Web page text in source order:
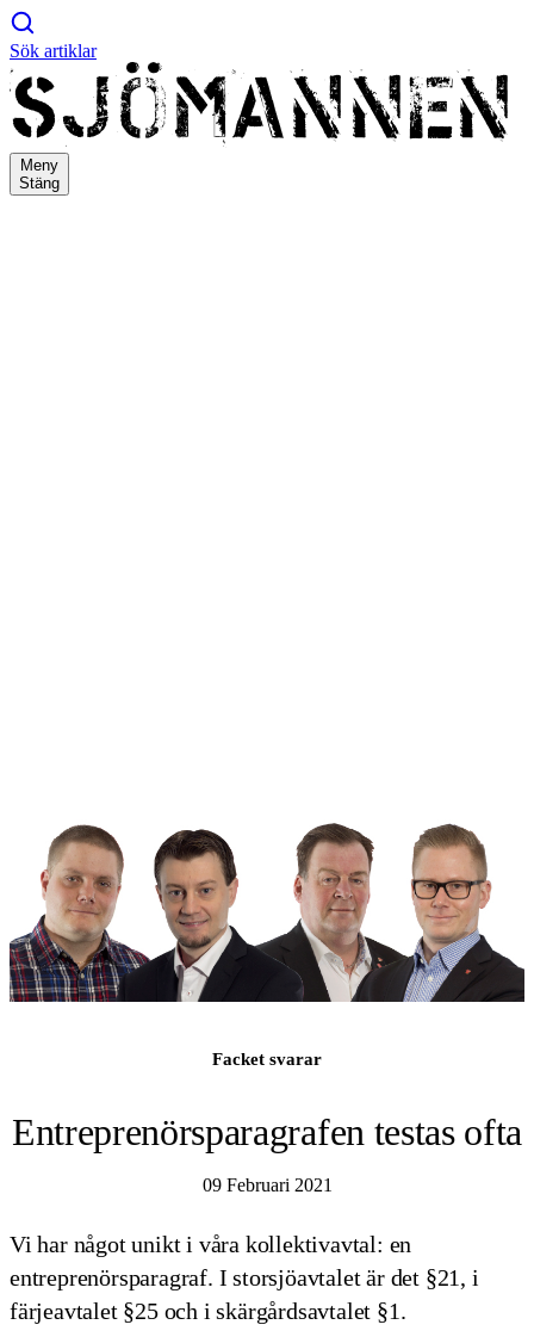
Sök artiklar
Meny
Stäng
Facket svarar
Entreprenörsparagrafen testas ofta
09 Februari 2021
Vi har något unikt i våra kollektivavtal: en
entreprenörsparagraf. I storsjöavtalet är det §21, i
färjeavtalet §25 och i skärgårdsavtalet §1.